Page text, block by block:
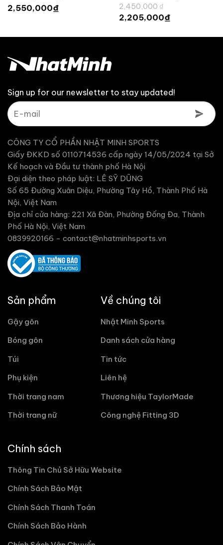
TaylorMade UN682
2,550,000₫
TaylorMade UN683
2,450,000 ₫
gốc
là:
2,205,000₫
là:
Sign up for our newsletter to stay updated!
CÔNG TY CỔ PHẦN NHẬT MINH SPORTS
Giấy ĐKKD số 0110714536 cấp ngày 14/05/2024 tại Sở
Kế hoạch và Đầu tư thành phố Hà Nội
Đại diện theo pháp luật: LÊ SỸ DŨNG
Số 65 Đường Xuân Diệu, Phường Tây Hồ, Thành Phố Hà
Nội, Việt Nam
Địa chỉ cửa hàng: 221 Xã Đàn, Phường Đống Đa, Thành
Phố Hà Nội, Việt Nam
0839920166 - contact@nhatminhsports.vn
Sản phẩm
Gậy gôn
Bóng gôn
Túi
Phụ kiện
Thời trang nam
Thời trang nữ
Về chúng tôi
Nhật Minh Sports
Danh sách cửa hàng
Tin tức
Liên hệ
Thương hiệu TaylorMade
Công nghệ Fitting 3D
Chính sách
Thông Tin Chủ Sở Hữu Website
Chính Sách Bảo Mật
Chính Sách Thanh Toán
Chính Sách Bảo Hành